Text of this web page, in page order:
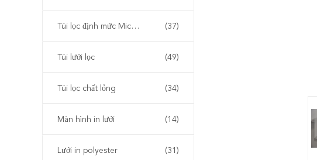
Túi lọc định mức Micron (37)
Túi lưới lọc (49)
Túi lọc chất lỏng (34)
Màn hình in lưới (14)
Lưới in polyester (31)